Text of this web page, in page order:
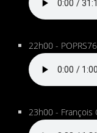
22h00 - POPRS76
23h00 - François